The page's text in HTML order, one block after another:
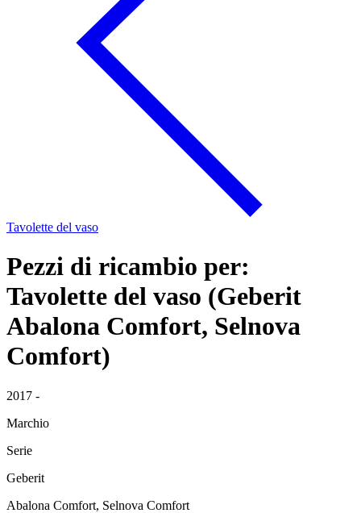
Tavolette del vaso
Pezzi di ricambio per:
Tavolette del vaso (Geberit
Abalona Comfort, Selnova
Comfort)
2017 -
Marchio
Serie
Geberit
Abalona Comfort, Selnova Comfort